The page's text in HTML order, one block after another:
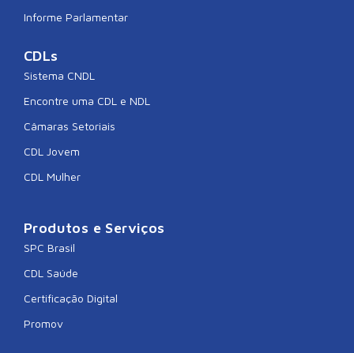
Informe Parlamentar
CDLs
Sistema CNDL
Encontre uma CDL e NDL
Câmaras Setoriais
CDL Jovem
CDL Mulher
Produtos e Serviços
SPC Brasil
CDL Saúde
Certificação Digital
Promov